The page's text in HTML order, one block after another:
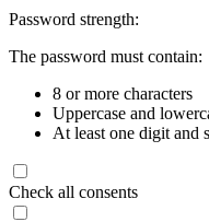
Password strength:
The password must contain:
8 or more characters
Uppercase and
At least one digit and
Check all consents